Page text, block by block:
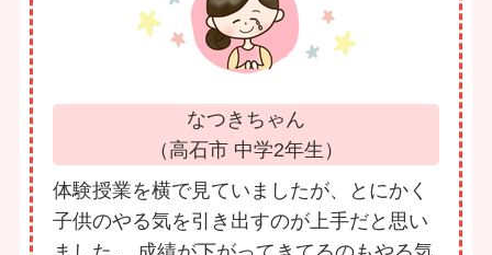
なつきちゃん
（高石市 中学2年生）
体験授業を横で見ていましたが、とにかく
子供のやる気を引き出すのが上手だと思い